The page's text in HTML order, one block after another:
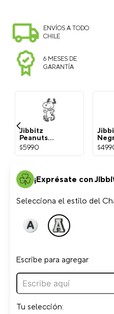
ENVÍOS A TODO
CHILE
6 MESES DE
GARANTÍA
Jibbitz
Peanuts
Snoopy
Blanco Crocs
$5990
$
¡Exprésate con
Selecciona el estilo del
Escribe para agregar
Tu selección: